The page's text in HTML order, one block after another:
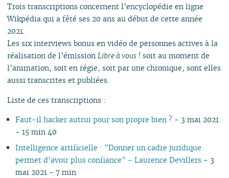
Trois transcriptions concernent l’encyclopédie en ligne
Wikpédia qui a fêté ses 20 ans au début de cette année
2021.
Les six interviews bonus en vidéo de personnes actives à la
réalisation de l’émissionLibre à vous ! soit au moment de
l’animation, soit en régie, soit par une chronique, sont elles
aussi transcrites et publiées.
Liste de ces transcriptions :
Faut-il hacker autrui pour son propre bien ? - 3 mai 2021
- 15 min 40
Intelligence artificielle : "Donner un cadre juridique
permet d’avoir plus confiance" - Laurence Devillers - 3
mai 2021 - 7 min